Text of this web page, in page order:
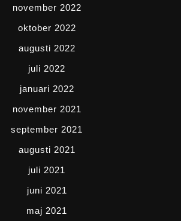
november 2022
oktober 2022
augusti 2022
juli 2022
januari 2022
november 2021
september 2021
augusti 2021
juli 2021
juni 2021
maj 2021